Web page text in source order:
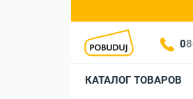
08
КАТАЛОГ ТОВАРОВ